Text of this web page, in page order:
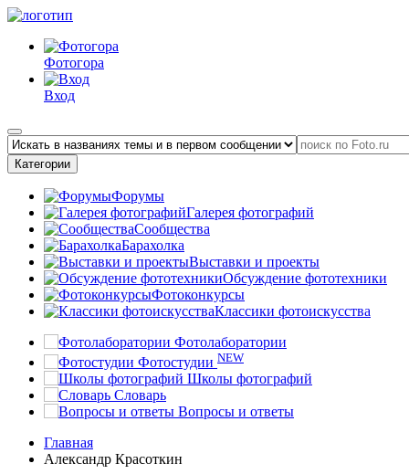
Фотогора
Вход
Категории
Форумы
Галерея фотографий
Сообщества
Барахолка
Выставки и проекты
Обсуждение фототехники
Фотоконкурсы
Классики фотоискусства
Фотолаборатории
Фотостудии NEW
Школы фотографий
Словарь
Вопросы и ответы
Главная
Александр Красоткин